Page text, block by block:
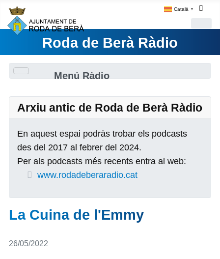
Català ▼
Roda de Berà Ràdio
Menú Ràdio
Arxiu antic de Roda de Berà Ràdio
En aquest espai podràs trobar els podcasts
des del 2017 al febrer del 2024.
Per als podcasts més recents entra al web:
www.rodadeberaradio.cat
La Cuina de l'Emmy
Detalls
26/05/2022